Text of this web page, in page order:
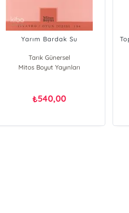
Yarım Bardak Su
Tarık Günersel
Mitos Boyut Yayınları
₺540,00